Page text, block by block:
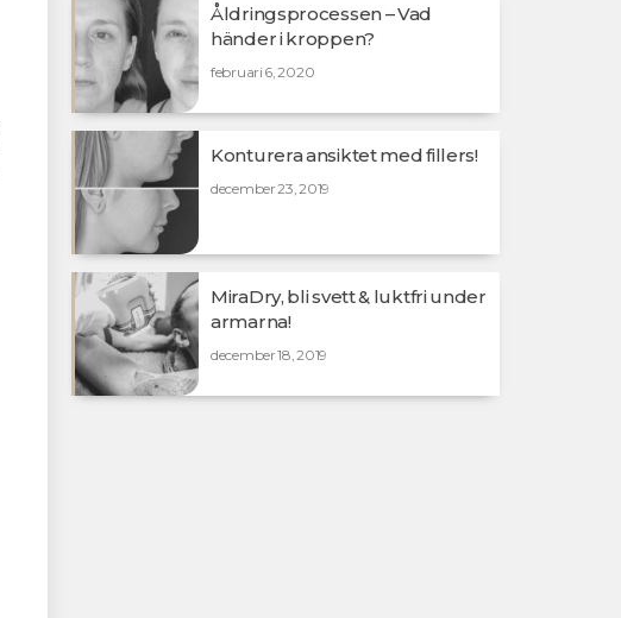
Åldringsprocessen – Vad
händer i kroppen?
februari 6, 2020
Konturera ansiktet med fillers!
december 23, 2019
MiraDry, bli svett & luktfri under
armarna!
december 18, 2019